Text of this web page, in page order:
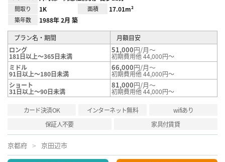
間取り 1K 面積 17.01m²
築年数 1988年 2月 築
プラン名・期間
月額目安
ロング
181日以上～365日未満
51,000円/月～
初期費用他 44,000円～
ミドル
91日以上～180日未満
66,000円/月～
初期費用他 44,000円～
ショート
31日以上～90日未満
81,000円/月～
初期費用他 44,000円～
カード決済OK インターネット無料
wifiあり
保証人不要
家具付賃貸
京都府 京田辺市